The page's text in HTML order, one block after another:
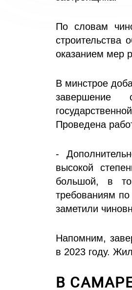
По словам
строительства
оказанием мер
В минстрое
завершение
Проведена
-
высокой
большой, в
требованиям по
заметили
Напомним,
в 2023 году.
В